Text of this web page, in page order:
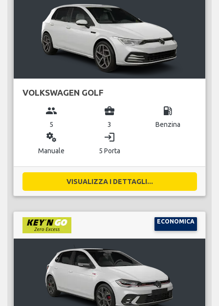
VOLKSWAGEN GOLF
group
5
business_center
3
local_gas_station
Benzina
miscellaneous_services
Manuale
login
5 Porta
VISUALIZZA I DETTAGLI...
ECONOMICA